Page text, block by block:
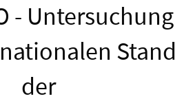
- Untersuchung
Stand
der